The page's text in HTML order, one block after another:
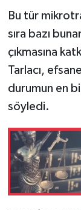
Bu tür
sıra bazı
çıkmasına
Tarlacı,
durumun en
söyledi.